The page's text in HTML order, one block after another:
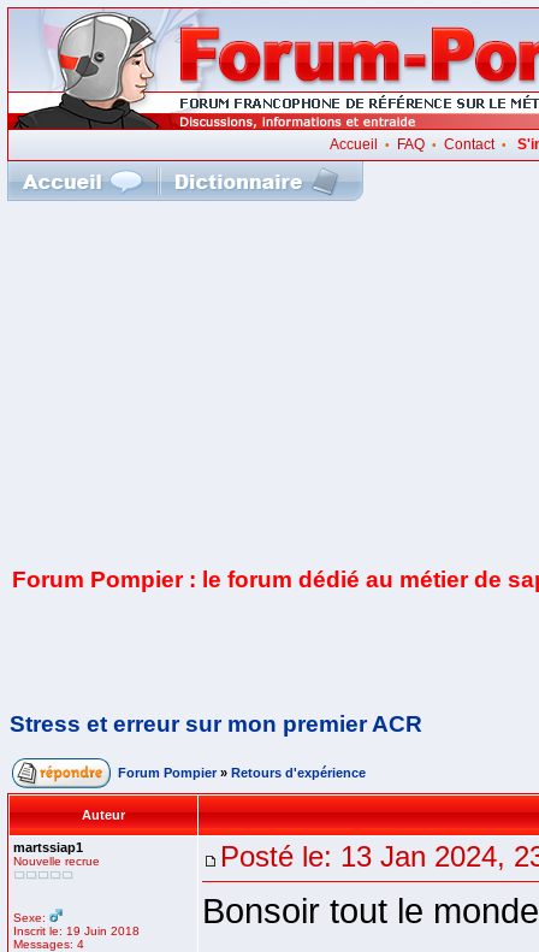
Accueil • FAQ• Contact•
Forum Pompier : le forum dédié au métier de
Stress et erreur sur mon premier ACR
Forum Pompier » Retours d'expérience
Auteur
martssiap1
Nouvelle recrue
Sexe:
Inscrit le: 19 Juin 2018
Messages: 4
Posté le: 13 Jan 2024,
Bonsoir tout le